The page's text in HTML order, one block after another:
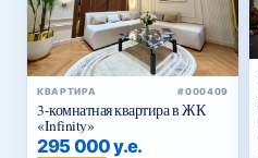
КВАРТИРА #000409
3-комнатная квартира в ЖК
«Infinity»
295 000 у.е.